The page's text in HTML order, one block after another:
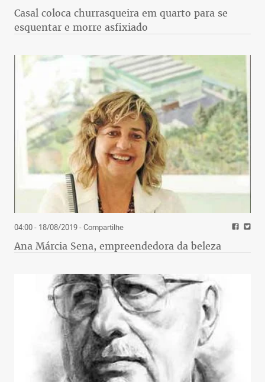
Casal coloca churrasqueira em quarto para se
esquentar e morre asfixiado
04:00 - 18/08/2019- Compartilhe
Ana Márcia Sena, empreendedora da beleza